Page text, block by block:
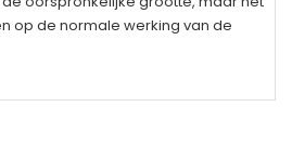
op de normale werking van de